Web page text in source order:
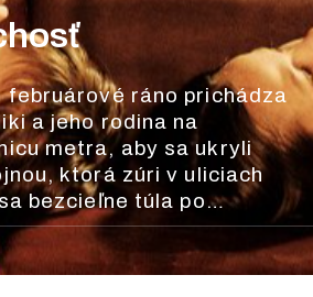
februárové ráno prichádza
a jeho rodina na
metra, aby sa ukryli
ktorá zúri v uliciach
bezcieľne túla po
a nástupištiach, a
otvorí sa pred ním celkom